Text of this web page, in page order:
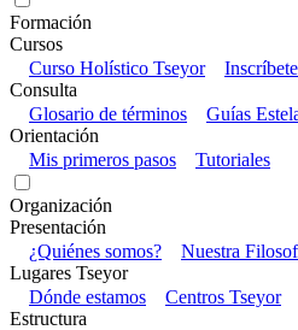
Formación
Cursos
Curso Holístico Tseyor
Consulta
Glosario de términos
Guías
Orientación
Mis primeros pasos
Tutoriales
Organización
Presentación
¿Quiénes somos?
Nuestra
Lugares Tseyor
Dónde estamos
Centros Tseyor
Estructura